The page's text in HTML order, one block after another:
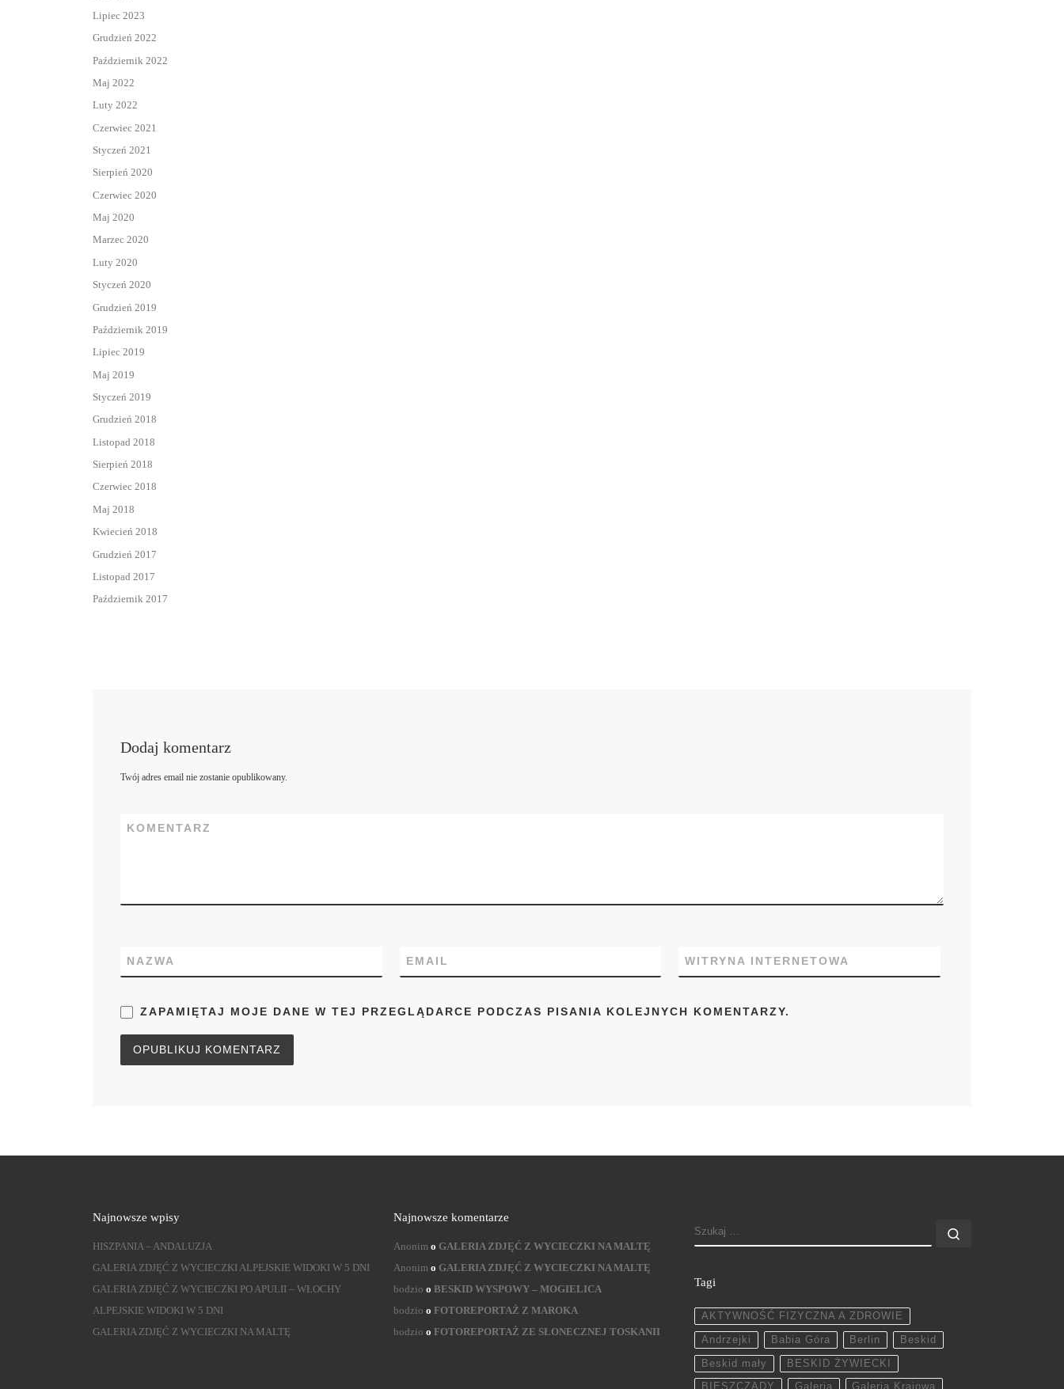
Dodaj komentarz
Twój adres email nie zostanie opublikowany.
KOMENTARZ
NAZWA EMAIL WITRYNA INTERNETOWA
ZAPAMIĘTAJ MOJE DANE W TEJ PRZEGLĄDARCE PODCZAS PISANIA KOLEJNYCH KOMENTARZY.
Lipiec 2023
Grudzień 2022
Październik 2022
Maj 2022
Luty 2022
Czerwiec 2021
Styczeń 2021
Sierpień 2020
Czerwiec 2020
Maj 2020
Marzec 2020
Luty 2020
Styczeń 2020
Grudzień 2019
Październik 2019
Lipiec 2019
Maj 2019
Styczeń 2019
Grudzień 2018
Listopad 2018
Sierpień 2018
Czerwiec 2018
Maj 2018
Kwiecień 2018
Grudzień 2017
Listopad 2017
Październik 2017
Najnowsze wpisy
HISZPANIA – ANDALUZJA
GALERIA ZDJĘĆ Z WYCIECZKI ALPEJSKIE WIDOKI W 5 DNI
GALERIA ZDJĘĆ Z WYCIECZKI PO APULII – WŁOCHY
ALPEJSKIE WIDOKI W 5 DNI
GALERIA ZDJĘĆ Z WYCIECZKI NA MALTĘ
Najnowsze komentarze
Anonim o GALERIA ZDJĘĆ Z WYCIECZKI NA MALTĘ
Anonim o GALERIA ZDJĘĆ Z WYCIECZKI NA MALTĘ
bodzio o BESKID WYSPOWY – MOGIELICA
bodzio o FOTOREPORTAŻ Z MAROKA
bodzio o FOTOREPORTAŻ ZE SŁONECZNEJ TOSKANII
SZUKAJ
Tagi
AKTYWNOŚĆ FIZYCZNA A ZDROWIE
Andrzejki Babia Góra Berlin Beskid
Beskid mały BESKID ŻYWIECKI